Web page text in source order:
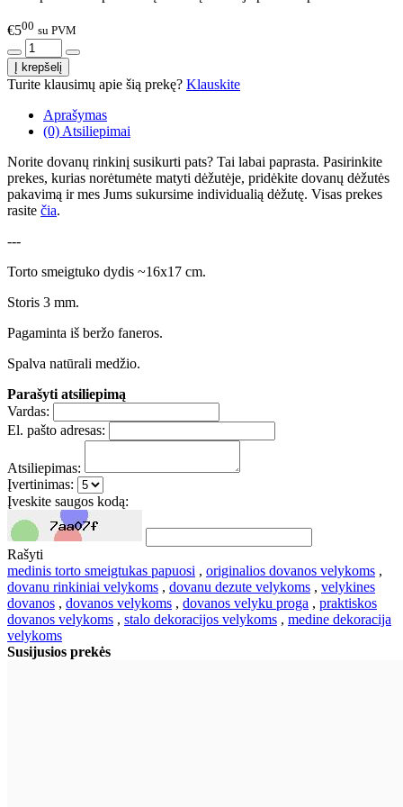
€500 su PVM
Turite klausimų apie šią prekę? Klauskite
Aprašymas
(0) Atsiliepimai
Norite dovanų rinkinį susikurti pats? Tai labai paprasta. Pasirinkite
prekes, kurias norėtumėte matyti dėžutėje, pridėkite dovanų dėžutės
pakavimą ir mes Jums sukursime individualią dėžutę. Visas prekes
rasite čia.
---
Torto smeigtuko dydis ~16x17 cm.
Storis 3 mm.
Pagaminta iš beržo faneros.
Spalva natūrali medžio.
Parašyti atsiliepimą
Vardas:
El. pašto adresas:
Atsiliepimas:
Įvertinimas:
Įveskite saugos kodą:
Rašyti
medinis torto smeigtukas papuosi , originalios dovanos velykoms ,
dovanu rinkiniai velykoms , dovanu dezute velykoms , velykines
dovanos , dovanos velykoms , dovanos velyku proga , praktiskos
dovanos velykoms , stalo dekoracijos velykoms , medine dekoracija
velykoms
Susijusios prekės